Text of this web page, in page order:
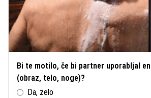
Bi te motilo, če bi partner uporabljal
(obraz, telo, noge)?
Da, zelo